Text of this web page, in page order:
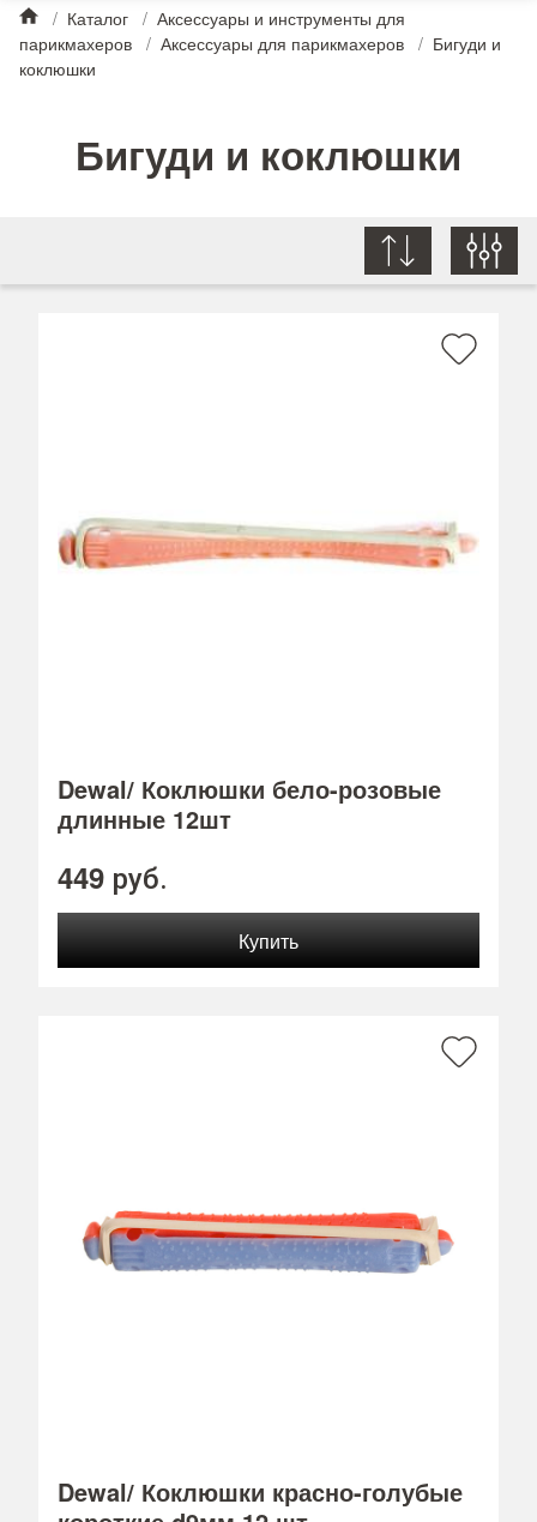
/ Каталог / Аксессуары и инструменты для
парикмахеров / Аксессуары для парикмахеров / Бигуди и
коклюшки
Бигуди и коклюшки
Dewal/ Коклюшки бело-розовые
длинные 12шт
449 руб.
Dewal/ Коклюшки красно-голубые